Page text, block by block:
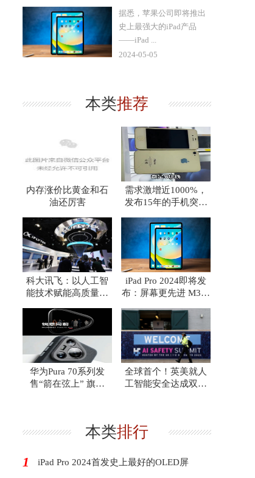
据悉，苹果公司即将推出
史上最强大的iPad产品
——iPad ...
2024-05-05
本类推荐
内存涨价比黄金和石
油还厉害
需求激增近1000%，
发布15年的手机突然
科大讯飞：以人工智
能技术赋能高质量发
iPad Pro 2024即将发
布：屏幕更先进 M3芯
华为Pura 70系列发
售“箭在弦上” 旗舰
全球首个！英美就人
工智能安全达成双边
本类排行
1 iPad Pro 2024首发史上最好的OLED屏